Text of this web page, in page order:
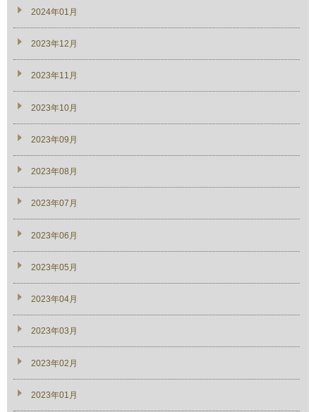
2024年01月
2023年12月
2023年11月
2023年10月
2023年09月
2023年08月
2023年07月
2023年06月
2023年05月
2023年04月
2023年03月
2023年02月
2023年01月